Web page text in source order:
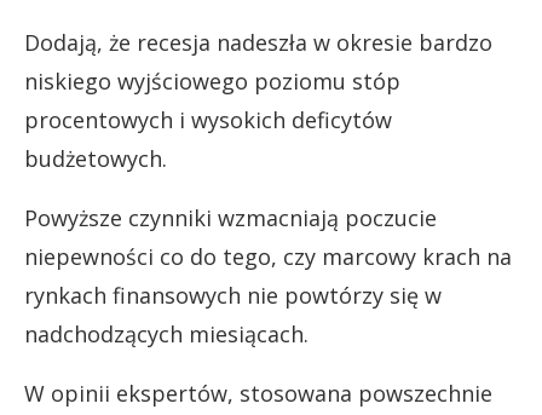
Dodają, że recesja nadeszła w okresie bardzo
niskiego wyjściowego poziomu stóp
procentowych i wysokich deficytów
budżetowych.
Powyższe czynniki wzmacniają poczucie
niepewności co do tego, czy marcowy krach na
rynkach finansowych nie powtórzy się w
nadchodzących miesiącach.
W opinii ekspertów, stosowana powszechnie